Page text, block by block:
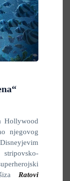
Hollywood
njegovog
Ratovi